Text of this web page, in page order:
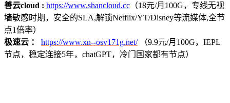
善云cloud : https://www.shancloud.cc （18元/月100G，专线无视
墙敏感时期，安全的SLA,解锁Netflix/YT/Disney等流媒体,全节
点1倍率）
极速云 ：
https://www.xn--osv171g.net/（9.9元/月100G，IEPL
节点，稳定连接5年，chatGPT，冷门国家都有节点）